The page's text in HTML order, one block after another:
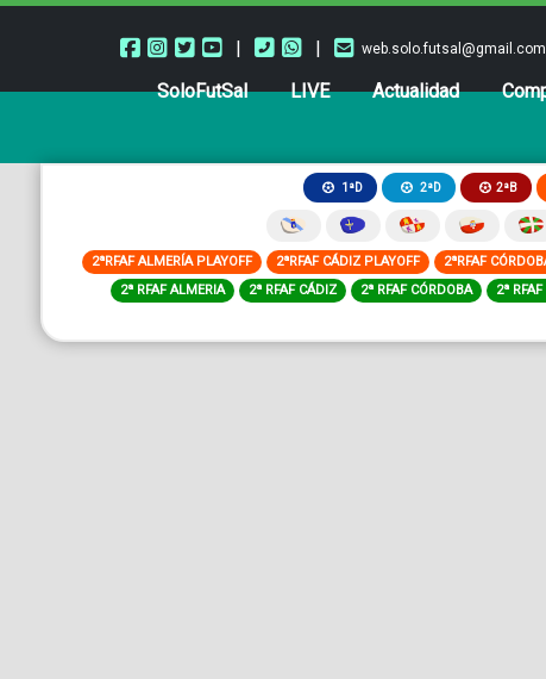
| | web.solo.futsal@gmail.com
SoloFutSal LIVE Actualidad
1ªD 2ªD 2ªB
2ªRFAF ALMERÍA PLAYOFF 2ªRFAF CÁDIZ PLAYOFF 2ªRFAF
2ª RFAF ALMERIA
2ª RFAF CÁDIZ 2ª RFAF CÓRDOBA 2ª